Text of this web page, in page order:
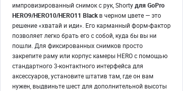
импровизированный снимок с рук, Shorty для GoPro
HERO9/HERO10/HERO11 Black в черном цвете — это
решение «хватай и иди». Его карманный форм-фактор
позволяет легко брать его с собой, куда бы вы ни
пошли. Для фиксированных снимков просто
закрепите раму или корпус камеры HERO с помощью
стандартного 3-контактного интерфейса для
аксессуаров, установите штатив там, где он вам
нужен, выдвиньте шест для дополнительной высоты